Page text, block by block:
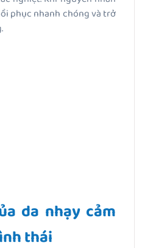
phục nhanh chóng và trở
da nhạy cảm
thái